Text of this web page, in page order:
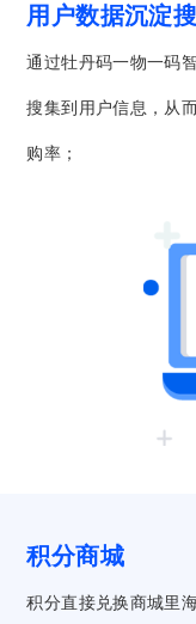
用户数据沉淀
通过牡丹码一物一码
搜集到用户信息，从
购率；
积分商城
积分直接兑换商城里